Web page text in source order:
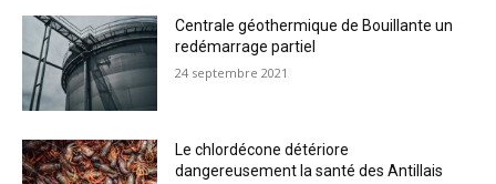
Centrale géothermique de Bouillante un
redémarrage partiel
24 septembre 2021
Le chlordécone détériore
dangereusement la santé des Antillais